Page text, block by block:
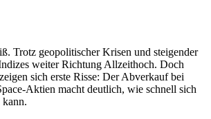
Trotz geopolitischer Krisen und steigender
weiter Richtung Allzeithoch. Doch
sich erste Risse: Der Abverkauf bei
Aktien macht deutlich, wie schnell sich
kann.